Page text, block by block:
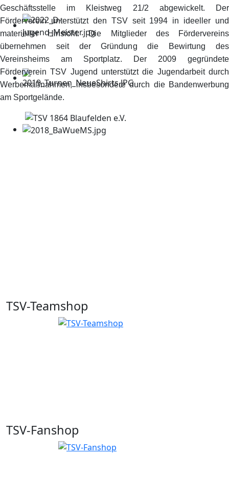
Geschäftsstelle im Kleistweg 21/2 abgewickelt. Der
Förderverein unterstützt den TSV seit 1994 in ideeller und
materieller Hinsicht. Die Mitglieder des Fördervereins
übernehmen seit der Gründung die Bewirtung des
Vereinsheims am Sportplatz. Der 2009 gegründete
Förderverein TSV Jugend unterstützt die Jugendarbeit durch
Werbemaßnahmen, insbesondere durch die Bandenwerbung
am Sportgelände.
TSV-Teamshop
TSV-Fanshop